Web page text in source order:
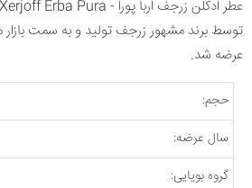
توسط برند مشهور زرجف تولید و به سمت
عرضه شد.
حجم:
سال عرضه:
گروه بویایی: